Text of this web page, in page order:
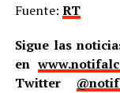
Fuente: RT
Sigue las
en
Twitter